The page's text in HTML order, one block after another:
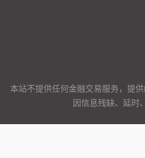
本站不提供任何金融交易服务，提
因信息残缺、延时